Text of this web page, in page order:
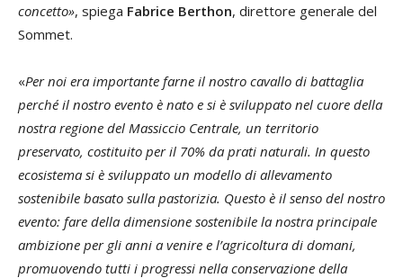
concetto», spiega Fabrice Berthon, direttore generale del
Sommet.
«Per noi era importante farne il nostro cavallo di battaglia
perché il nostro evento è nato e si è sviluppato nel cuore della
nostra regione del Massiccio Centrale, un territorio
preservato, costituito per il 70% da prati naturali. In questo
ecosistema si è sviluppato un modello di allevamento
sostenibile basato sulla pastorizia. Questo è il senso del nostro
evento: fare della dimensione sostenibile la nostra principale
ambizione per gli anni a venire e l’agricoltura di domani,
promuovendo tutti i progressi nella conservazione della